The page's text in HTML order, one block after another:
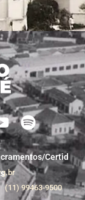
Certid
(11) 99463-9500